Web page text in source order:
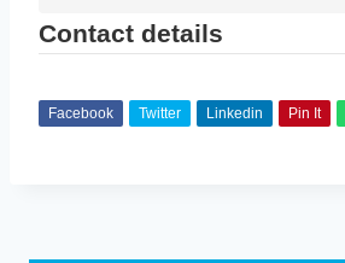
Contact details
Facebook Twitter Linkedin Pin It